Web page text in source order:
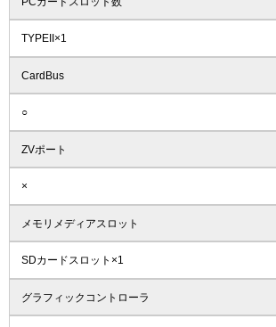
TYPEII×1
CardBus
○
ZVポート
×
メモリメディアスロット
SDカードスロット×1
グラフィックコントローラ